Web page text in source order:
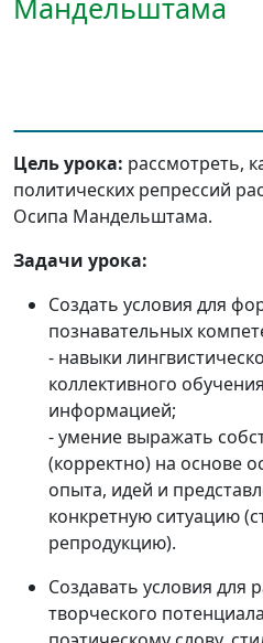
Мандельштама
Цель урока: рассмотреть,
политических репрессий
Осипа Мандельштама.
Задачи урока:
Создать условия для
познавательных
- навыки
коллективного
информацией;
- умение выражать
(корректно) на основе
опыта, идей и
конкретную ситуацию
репродукцию).
Создавать условия для
творческого